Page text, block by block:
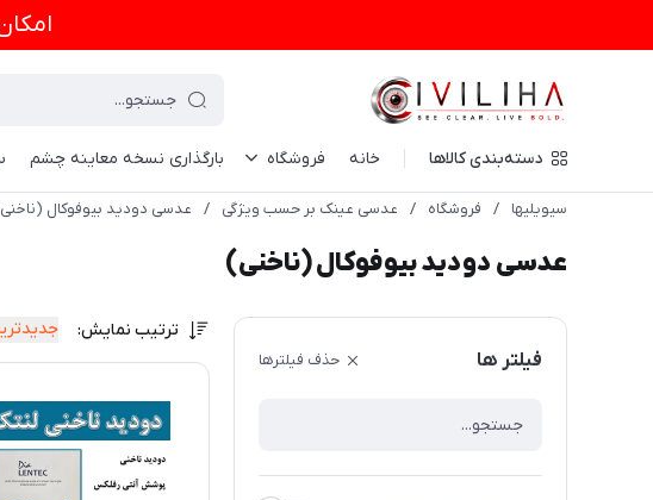
دسته‌بندی کالاها خانه فروشگاه بارگذاری نسخه معاینه چشم
سیویلیها / فروشگاه / عدسی عینک بر حسب ویژگی / عدسی دودید بیوفوکال
عدسی دودید بیوفوکال (ناخنی)
فیلتر ها حذف فیلترها
ترتیب نمایش: